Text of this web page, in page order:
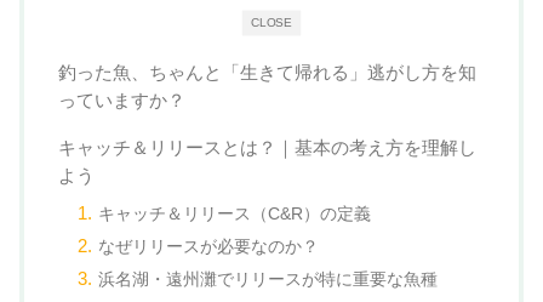
CLOSE
釣った魚、ちゃんと「生きて帰れる」逃がし方を知
っていますか？
キャッチ＆リリースとは？｜基本の考え方を理解し
よう
キャッチ＆リリース（C&R）の定義
なぜリリースが必要なのか？
浜名湖・遠州灘でリリースが特に重要な魚種